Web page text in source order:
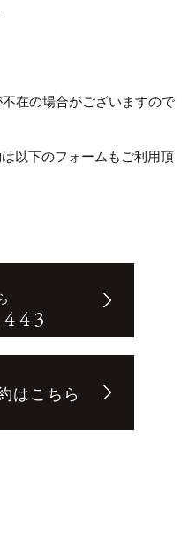
在の場合がございますので
以下のフォームもご利用頂
はこちら